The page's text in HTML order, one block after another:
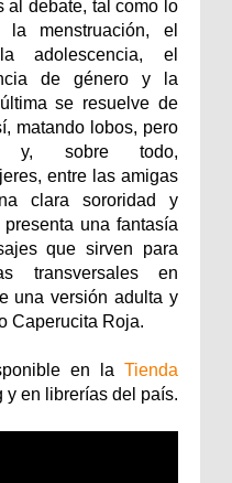
al debate, tal como lo
menstruación, el
adolescencia, el
de género y la
se resuelve de
matando lobos, pero
y, sobre todo,
entre las amigas
clara sororidad y
una fantasía
que sirven para
transversales en
una versión adulta y
Caperucita Roja.
en la Tienda
y en librerías del país.